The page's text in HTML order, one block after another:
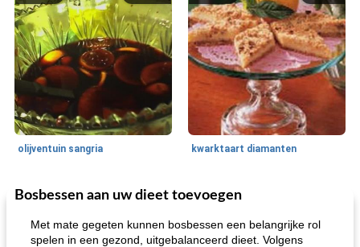
olijventuin sangria kwarktaart diamanten
65min
Feestdagen en evenementen One Dish Meal
Bosbessen aan uw dieet toevoegen
Met mate gegeten kunnen bosbessen een belangrijke rol
spelen in een gezond, uitgebalanceerd dieet. Volgens